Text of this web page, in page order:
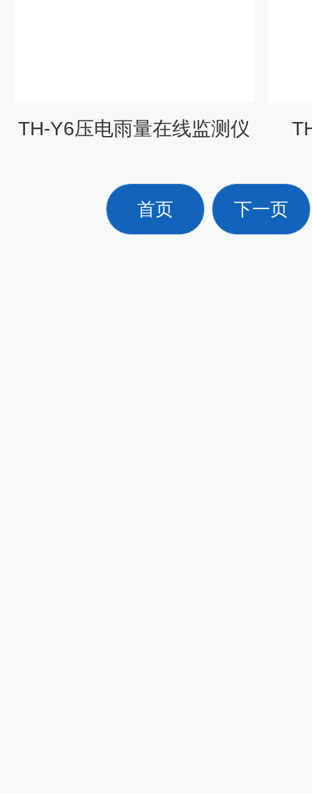
TH-Y6压电雨量在线监测仪
首页 下一页